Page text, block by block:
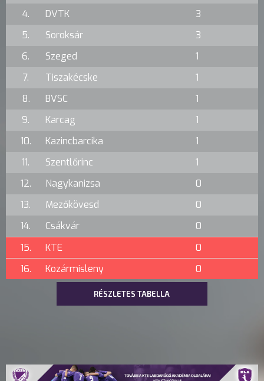
4.
DVTK
3
5.
Soroksár
3
6.
Szeged
1
7.
Tiszakécske
1
8.
BVSC
1
9.
Karcag
1
10.
Kazincbarcika
1
11.
Szentlőrinc
1
12.
Nagykanizsa
0
13.
Mezőkövesd
0
14.
Csákvár
0
15.
KTE
0
16.
Kozármisleny 0
RÉSZLETES TABELLA